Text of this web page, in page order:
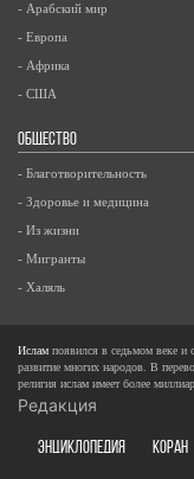
- Арабский мир
- Европа
- Африка
- США
ОБЩЕСТВО
- Благотворительность
- Здоровье и медицина
- Из жизни
- Мигранты
- Халяль
Ислам появился в седьмом веке и
развитие многих народов. В
религия ислам имеет более
Редакция
ЭНЦИКЛОПЕДИЯ КОРАН